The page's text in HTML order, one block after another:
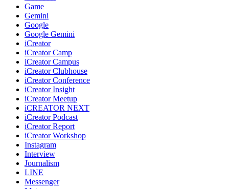
Game
Gemini
Google
Google Gemini
iCreator
iCreator Camp
iCreator Campus
iCreator Clubhouse
iCreator Conference
iCreator Insight
iCreator Meetup
iCREATOR NEXT
iCreator Podcast
iCreator Report
iCreator Workshop
Instagram
Interview
Journalism
LINE
Messenger